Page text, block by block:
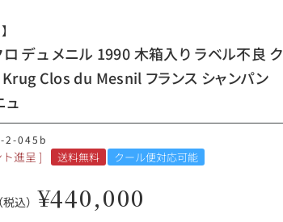
ロ デュ メニル 1990 木箱入り ラベル不良 ク
Krug Clos du Mesnil フランス シャンパン
ュ
2-045b
進呈 ] 送料無料 クール便対応可能
込） ¥440,000